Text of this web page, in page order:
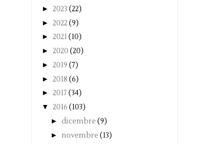
► 2023 (22)
► 2022(9)
► 2021(10)
► 2020 (20)
► 2019 (7)
► 2018 (6)
► 2017 (34)
▼ 2016 (103)
► dicembre (9)
► novembre (13)